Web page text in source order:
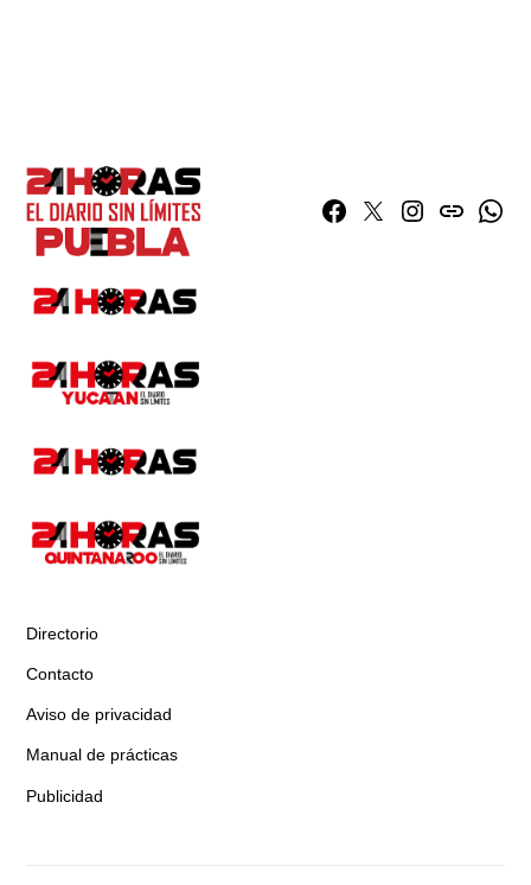
Facebook
TwitterInstagram
issuu
Directorio
Contacto
Aviso de privacidad
Manual de prácticas
Publicidad